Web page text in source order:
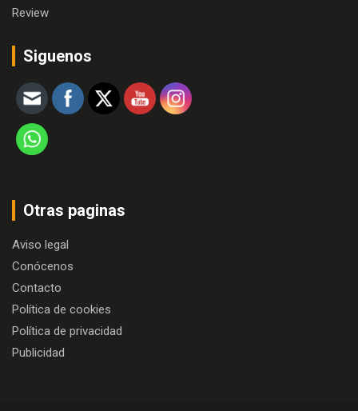
Review
Siguenos
Otras paginas
Aviso legal
Conócenos
Contacto
Política de cookies
Política de privacidad
Publicidad